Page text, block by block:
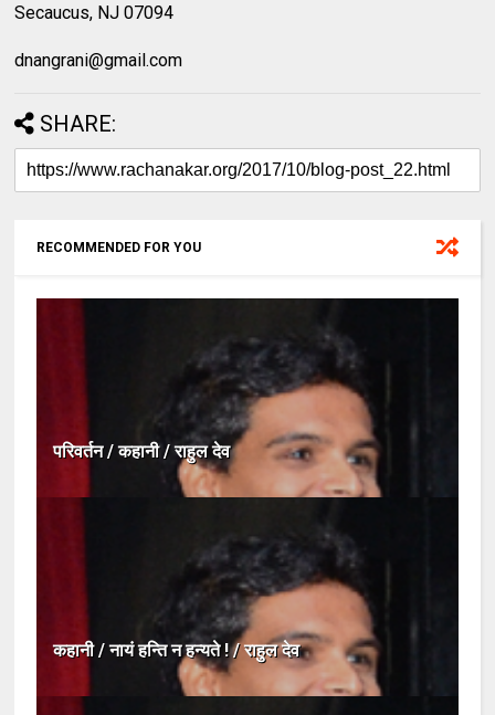
Secaucus, NJ 07094
dnangrani@gmail.com
SHARE:
RECOMMENDED FOR YOU
परिवर्तन / कहानी / राहुल देव
कहानी / नायं हन्ति न हन्यते ! / राहुल देव